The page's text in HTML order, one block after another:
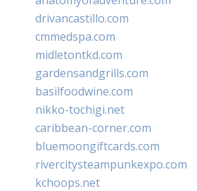
drivancastillo.com
cmmedspa.com
midletontkd.com
gardensandgrills.com
basilfoodwine.com
nikko-tochigi.net
caribbean-corner.com
bluemoongiftcards.com
rivercitysteampunkexpo.com
kchoops.net